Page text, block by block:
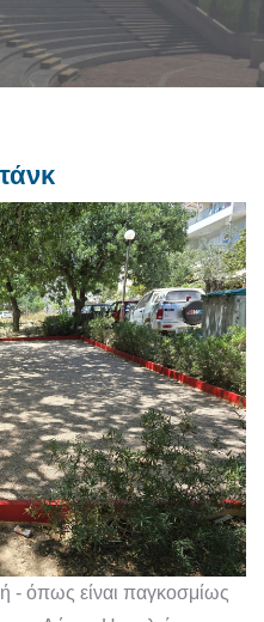
- όπως είναι παγκοσμίως